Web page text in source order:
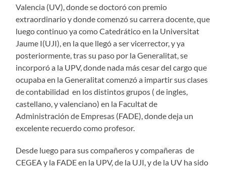
Valencia (UV), donde se doctoró con premio
extraordinario y donde comenzó su carrera docente, que
luego continuo ya como Catedrático en la Universitat
Jaume I(UJI), en la que llegó a ser vicerrector, y ya
posteriormente, tras su paso por la Generalitat, se
incorporó a la UPV, donde nada más cesar del cargo que
ocupaba en la Generalitat comenzó a impartir sus clases
de contabilidad en los distintos grupos ( de ingles,
castellano, y valenciano) en la Facultat de
Administración de Empresas (FADE), donde deja un
excelente recuerdo como profesor.
Desde luego para sus compañeros y compañeras de
CEGEA y la FADE en la UPV, de la UJI, y de la UV ha sido